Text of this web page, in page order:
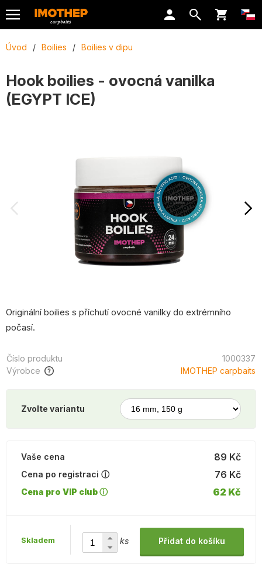
Úvod / Boilies / Boilies v dipu
Hook boilies - ovocná vanilka
(EGYPT ICE)
Originální boilies s příchutí ovocné vanilky do extrémního
počasí.
Číslo produktu
1000337
Výrobce
IMOTHEP carpbaits
Zvolte variantu
89 Kč
Vaše cena
Cena po registraci ⓘ
76 Kč
Cena pro VIP club ⓘ 62 Kč
Skladem ks Přidat do košíku